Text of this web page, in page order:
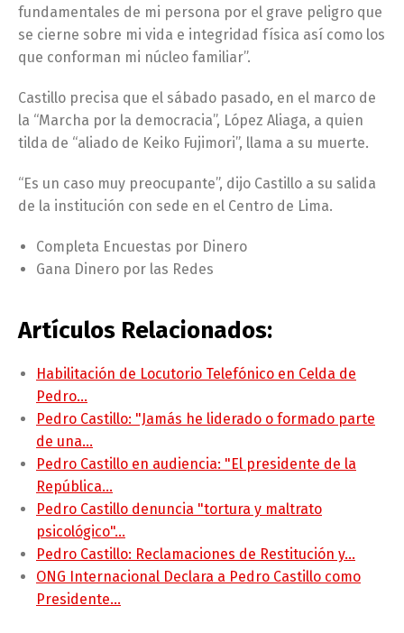
fundamentales de mi persona por el grave peligro que
se cierne sobre mi vida e integridad física así como los
que conforman mi núcleo familiar”.
Castillo precisa que el sábado pasado, en el marco de
la “Marcha por la democracia”, López Aliaga, a quien
tilda de “aliado de Keiko Fujimori”, llama a su muerte.
“Es un caso muy preocupante”, dijo Castillo a su salida
de la institución con sede en el Centro de Lima.
Completa Encuestas por Dinero
Gana Dinero por las Redes
Artículos Relacionados:
Habilitación de Locutorio Telefónico en Celda de
Pedro…
Pedro Castillo: "Jamás he liderado o formado parte
de una…
Pedro Castillo en audiencia: "El presidente de la
República…
Pedro Castillo denuncia "tortura y maltrato
psicológico"…
Pedro Castillo: Reclamaciones de Restitución y…
ONG Internacional Declara a Pedro Castillo como
Presidente…